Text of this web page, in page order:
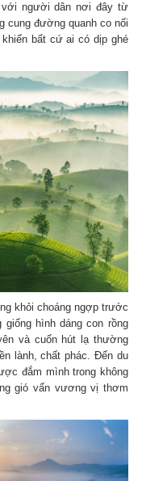
với người dân nơi đây từ
cung đường quanh co nối
bất cứ ai có dịp ghé
khỏi choáng ngợp trước
giống hình dáng con rồng
và cuốn hút lạ thường
lành, chất phác. Đến du
đắm mình trong không
gió vấn vương vị thơm